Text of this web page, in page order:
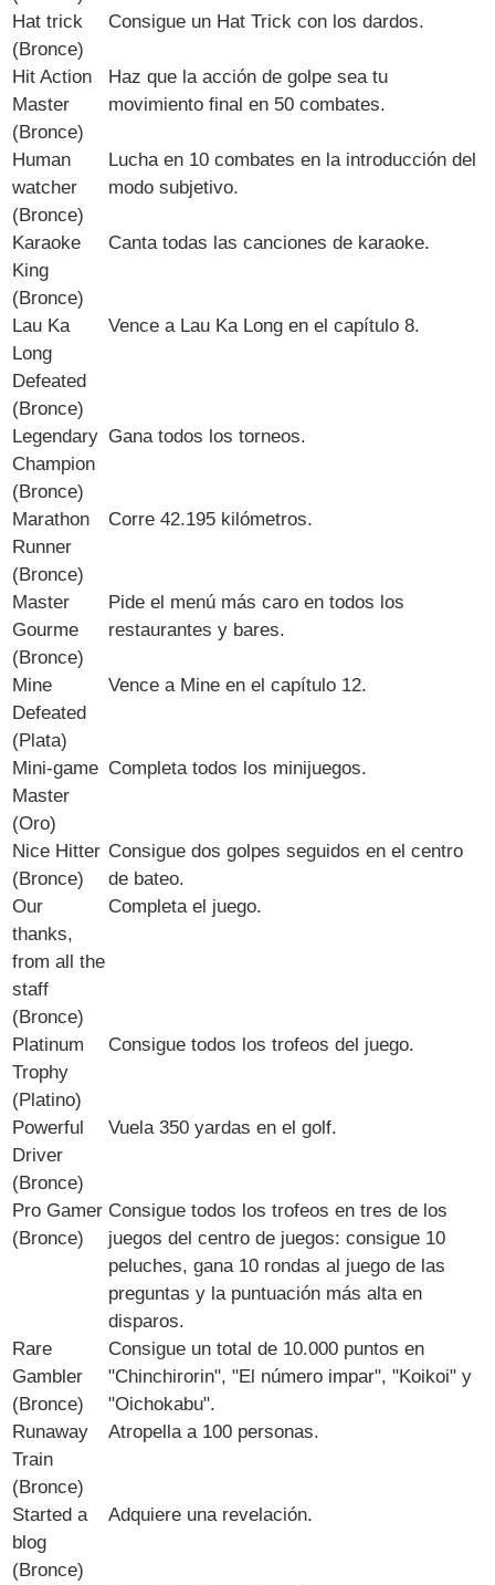
Hat trick
(Bronce)
Consigue un Hat Trick con los dardos.
Hit Action
Master
(Bronce)
Haz que la acción de golpe sea tu
movimiento final en 50 combates.
Human
watcher
(Bronce)
Lucha en 10 combates en la introducción del
modo subjetivo.
Karaoke
King
(Bronce)
Canta todas las canciones de karaoke.
Lau Ka
Long
Defeated
(Bronce)
Vence a Lau Ka Long en el capítulo 8.
Legendary
Champion
(Bronce)
Gana todos los torneos.
Marathon
Runner
(Bronce)
Corre 42.195 kilómetros.
Master
Gourme
(Bronce)
Pide el menú más caro en todos los
restaurantes y bares.
Mine
Defeated
(Plata)
Vence a Mine en el capítulo 12.
Mini-game
Master
(Oro)
Completa todos los minijuegos.
Nice Hitter
(Bronce)
Consigue dos golpes seguidos en el centro
de bateo.
Our
thanks,
from all the
staff
(Bronce)
Completa el juego.
Platinum
Trophy
(Platino)
Consigue todos los trofeos del juego.
Powerful
Driver
(Bronce)
Vuela 350 yardas en el golf.
Pro Gamer
(Bronce)
Consigue todos los trofeos en tres de los
juegos del centro de juegos: consigue 10
peluches, gana 10 rondas al juego de las
preguntas y la puntuación más alta en
disparos.
Rare
Gambler
(Bronce)
Consigue un total de 10.000 puntos en
"Chinchirorin", "El número impar", "Koikoi" y
"Oichokabu".
Runaway
Train
(Bronce)
Atropella a 100 personas.
Started a
blog
(Bronce)
Adquiere una revelación.